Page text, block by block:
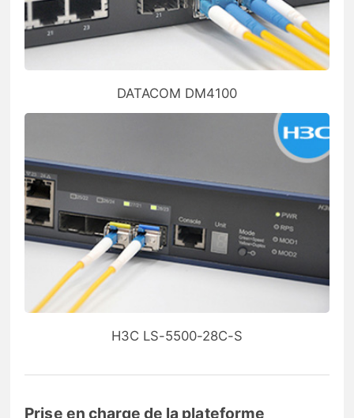
DATACOM DM4100
H3C LS-5500-28C-S
Prise en charge de la plateforme